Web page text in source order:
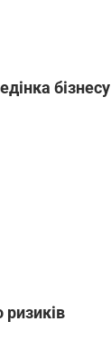
бізнесу